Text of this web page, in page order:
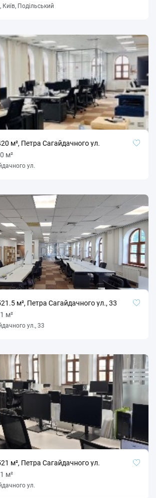
Київ, Подільський
м², Петра Сагайдачного ул.
м²
ул.
м², Петра Сагайдачного ул., 33
м²
ул., 33
м², Петра Сагайдачного ул.
м²
ул.